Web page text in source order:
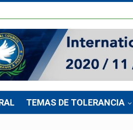
TEMAS DE TOLERANCIA